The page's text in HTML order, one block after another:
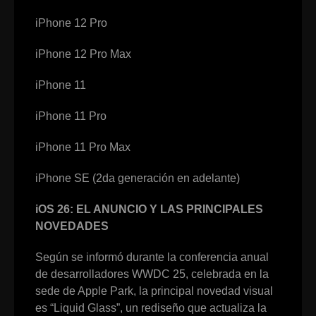
iPhone 12 Pro
iPhone 12 Pro Max
iPhone 11
iPhone 11 Pro
iPhone 11 Pro Max
iPhone SE (2da generación en adelante)
iOS 26: EL ANUNCIO Y LAS PRINCIPALES
NOVEDADES
Según se informó durante la conferencia anual
de desarrolladores WWDC 25, celebrada en la
sede de Apple Park, la principal novedad visual
es “Liquid Glass”, un rediseño que actualiza la